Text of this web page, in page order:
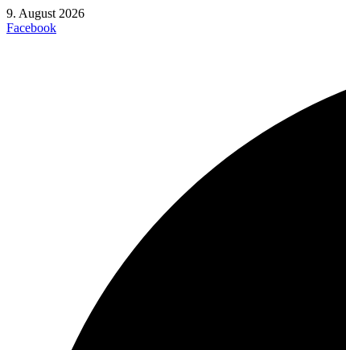
Zum
Inhalt
9. August 2026
Facebook